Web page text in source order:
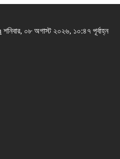
শনিবার, ০৮ অগাস্ট ২০২৬, ১০:৪৭ পূর্বাহ্ন